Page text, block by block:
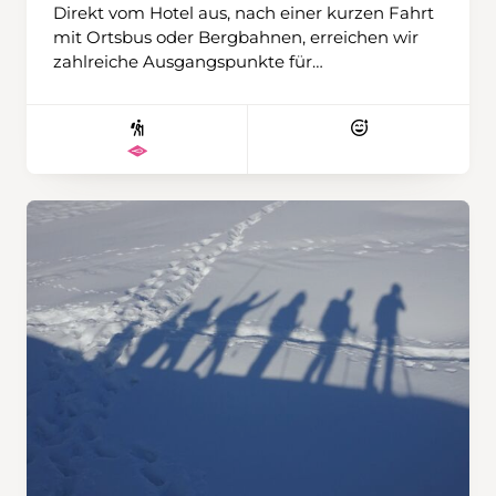
Direkt vom Hotel aus, nach einer kurzen Fahrt
mit Ortsbus oder Bergbahnen, erreichen wir
zahlreiche Ausgangspunkte für
Unternehmung – es ist für alle etwas dabei.
Ziele wie die Tschentenalp, die Tour vom
längere Runden laden zum Entdecken ein.
Den besonders Ambitionierten gelingt
vielleicht sogar der eine oder andere Gipfel mit
klangvollen Namen wie Bunderspitz,
Ammertespitz oder Tschingellochtighore. Wir
wohnen im persönlich geführten und
traditionsreichen Hotel Hari im Schlegeli mit
Halbpension, reichhaltigem Frühstück, 4-